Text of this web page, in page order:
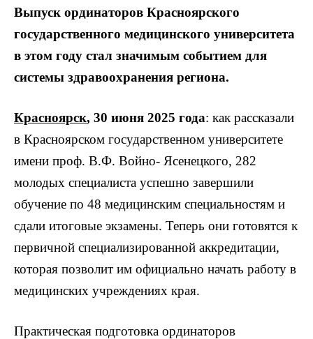
Выпуск ординаторов Красноярского
государственного медицинского университета
в этом году стал значимым событием для
системы здравоохранения региона.
Красноярск, 30 июня 2025 года: как рассказали
в Красноярском государственном университете
имени проф. В.Ф. Войно- Ясенецкого, 282
молодых специалиста успешно завершили
обучение по 48 медицинским специальностям и
сдали итоговые экзамены. Теперь они готовятся к
первичной специализированной аккредитации,
которая позволит им официально начать работу в
медицинских учреждениях края.
Практическая подготовка ординаторов